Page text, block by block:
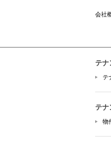
会社
テナ
テ
テナ
物